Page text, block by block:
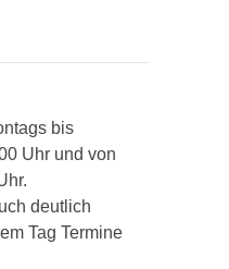
bis
Uhr und von
deutlich
Tag Termine